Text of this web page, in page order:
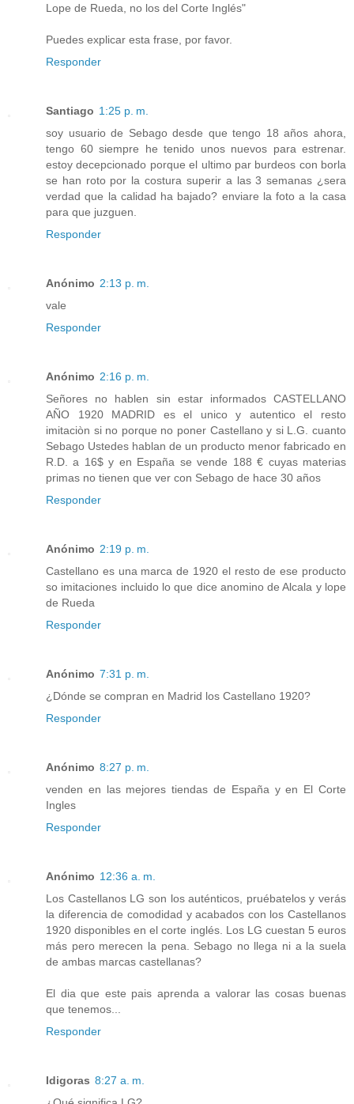
Lope de Rueda, no los del Corte Inglés"
Puedes explicar esta frase, por favor.
Responder
Santiago 1:25 p. m.
soy usuario de Sebago desde que tengo 18 años ahora,
tengo 60 siempre he tenido unos nuevos para estrenar.
estoy decepcionado porque el ultimo par burdeos con borla
se han roto por la costura superir a las 3 semanas ¿sera
verdad que la calidad ha bajado? enviare la foto a la casa
para que juzguen.
Responder
Anónimo 2:13 p. m.
vale
Responder
Anónimo 2:16 p. m.
Señores no hablen sin estar informados CASTELLANO
AÑO 1920 MADRID es el unico y autentico el resto
imitaciòn si no porque no poner Castellano y si L.G. cuanto
Sebago Ustedes hablan de un producto menor fabricado en
R.D. a 16$ y en España se vende 188 € cuyas materias
primas no tienen que ver con Sebago de hace 30 años
Responder
Anónimo 2:19 p. m.
Castellano es una marca de 1920 el resto de ese producto
so imitaciones incluido lo que dice anomino de Alcala y lope
de Rueda
Responder
Anónimo 7:31 p. m.
¿Dónde se compran en Madrid los Castellano 1920?
Responder
Anónimo 8:27 p. m.
venden en las mejores tiendas de España y en El Corte
Ingles
Responder
Anónimo 12:36 a. m.
Los Castellanos LG son los auténticos, pruébatelos y verás
la diferencia de comodidad y acabados con los Castellanos
1920 disponibles en el corte inglés. Los LG cuestan 5 euros
más pero merecen la pena. Sebago no llega ni a la suela
de ambas marcas castellanas?
El dia que este pais aprenda a valorar las cosas buenas
que tenemos...
Responder
Idigoras 8:27 a. m.